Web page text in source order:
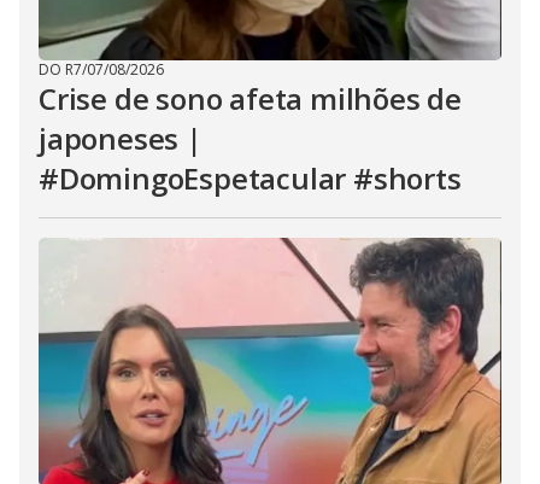
DO R7/07/08/2026
Crise de sono afeta milhões de
japoneses |
#DomingoEspetacular #shorts